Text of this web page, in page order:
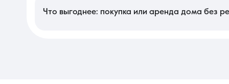
Регистрация права собственности в государственном
банкам требуется тщательная оценка недостроенного
Что выгоднее: покупка или аренда дома без